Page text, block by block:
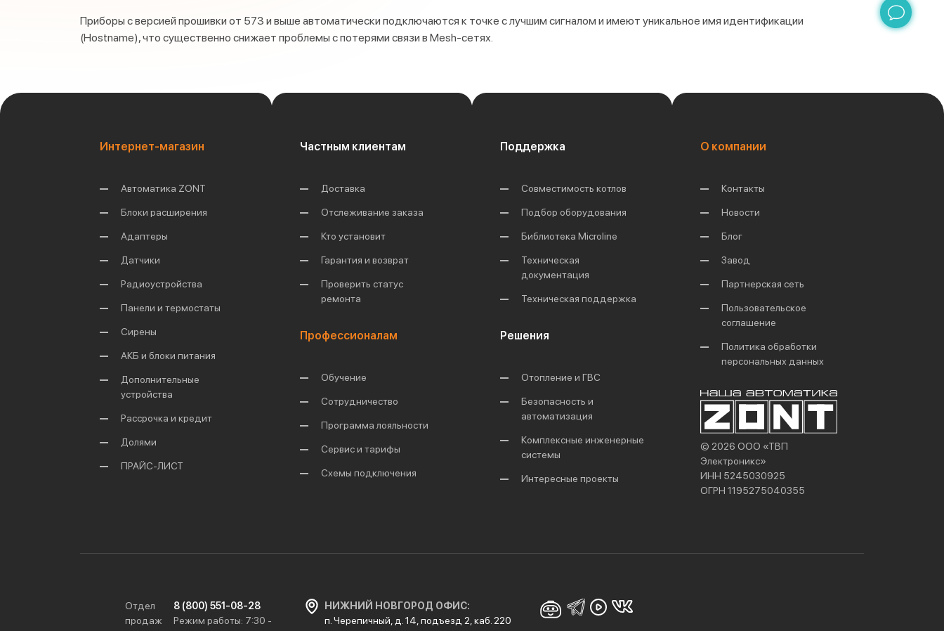
Приборы с версией прошивки от 573 и выше автоматически подключаются к точке с лучшим сигналом и имеют уникальное имя идентификации
(Hostname), что существенно снижает проблемы с потерями связи в Mesh-сетях.
Интернет-магазин
Автоматика ZONT
Блоки расширения
Адаптеры
Датчики
Радиоустройства
Панели и термостаты
Сирены
АКБ и блоки питания
Дополнительные
устройства
Рассрочка и кредит
Долями
ПРАЙС-ЛИСТ
Частным клиентам
Доставка
Отслеживание заказа
Кто установит
Гарантия и возврат
Проверить статус
ремонта
Профессионалам
Обучение
Сотрудничество
Программа лояльности
Сервис и тарифы
Схемы подключения
Поддержка
Совместимость котлов
Подбор оборудования
Библиотека Microline
Техническая
документация
Техническая поддержка
Решения
Отопление и ГВС
Безопасность и
автоматизация
Комплексные инженерные
системы
Интересные проекты
О компании
Контакты
Новости
Блог
Завод
Партнерская сеть
Пользовательское
соглашение
Политика обработки
персональных данных
© 2026 ООО «ТВП
Электроникс»
ИНН 5245030925
ОГРН 1195275040355
Отдел
продаж
8 (800) 551-08-28
Режим работы: 7:30 -
НИЖНИЙ НОВГОРОД ОФИС:
п. Черепичный, д. 14, подъезд 2, каб. 220